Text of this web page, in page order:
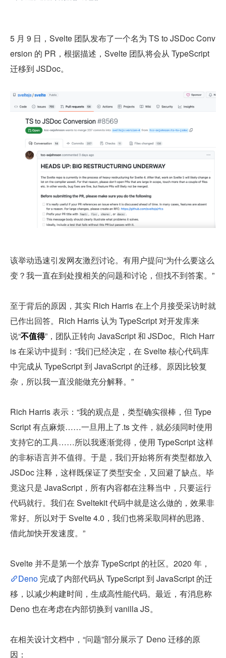
5 月 9 日，Svelte 团队发布了一个名为 TS to JSDoc Conv
ersion 的 PR，根据描述，Svelte 团队将会从 TypeScript
迁移到 JSDoc。
该举动迅速引发网友激烈讨论。有用户提问“为什么要这么
变？我一直在到处搜相关的问题和讨论，但找不到答案。”
至于背后的原因，其实 Rich Harris 在上个月接受采访时就
已作出回答。Rich Harris 认为 TypeScript 对开发库来
说“不值得”，团队正转向 JavaScript 和 JSDoc。Rich Harr
is 在采访中提到：“我们已经决定，在 Svelte 核心代码库
中完成从 TypeScript 到 JavaScript 的迁移。原因比较复
杂，所以我一直没能做充分解释。”
Rich Harris 表示：“我的观点是，类型确实很棒，但 Type
Script 有点麻烦……一旦用上了.ts 文件，就必须同时使用
支持它的工具……所以我逐渐觉得，使用 TypeScript 这样
的非标语言并不值得。于是，我们开始将所有类型都放入
JSDoc 注释，这样既保证了类型安全，又回避了缺点。毕
竟这只是 JavaScript，所有内容都在注释当中，只要运行
代码就行。我们在 Sveltekit 代码中就是这么做的，效果非
常好。所以对于 Svelte 4.0，我们也将采取同样的思路、
借此加快开发速度。”
Svelte 并不是第一个放弃 TypeScript 的社区。2020 年，
Deno 完成了内部代码从 TypeScript 到 JavaScript 的迁
移，以减少构建时间，生成高性能代码。最近，有消息称
Deno 也在考虑在内部切换到 vanilla JS。
在相关设计文档中，“问题”部分展示了 Deno 迁移的原
因：